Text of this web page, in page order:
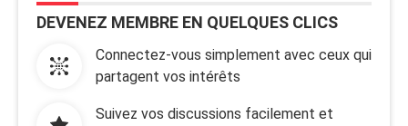
DEVENEZ MEMBRE EN QUELQUES CLICS
Connectez-vous simplement avec ceux qui
partagent vos intérêts
Suivez vos discussions facilement et